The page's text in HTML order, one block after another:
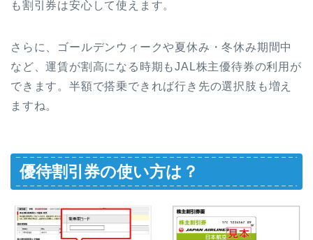
も割引券は安心して使えます。
さらに、ゴールデンウィークや夏休み・冬休み期間中
など、運賃が割高になる時期もJAL株主優待券の利用が
できます。半額で搭乗できれば行き先の選択肢も増え
ますね。
優待割引券の使い方は？